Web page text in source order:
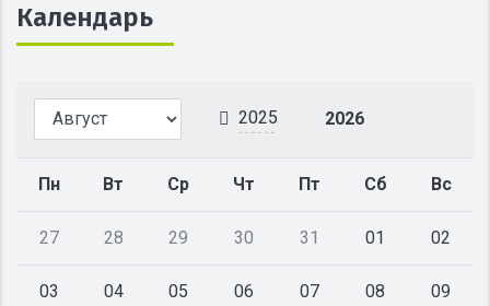
Календарь
2025 2026
Пн Вт Ср Чт Пт Сб Вс
27 28 29 30 31 01 02
03 04 05 06 07 08 09